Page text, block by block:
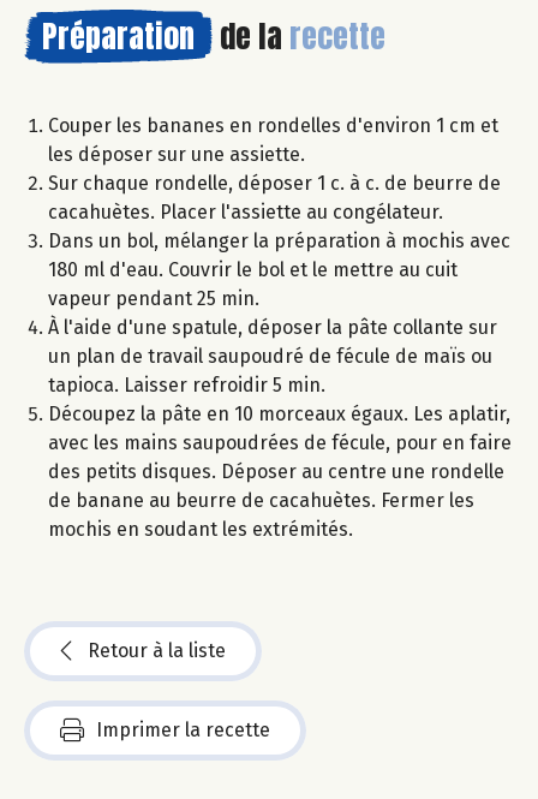
Préparation de la recette
Couper les bananes en rondelles d'environ 1 cm et
les déposer sur une assiette.
Sur chaque rondelle, déposer 1 c. à c. de beurre de
cacahuètes. Placer l'assiette au congélateur.
Dans un bol, mélanger la préparation à mochis avec
180 ml d'eau. Couvrir le bol et le mettre au cuit
vapeur pendant 25 min.
À l'aide d'une spatule, déposer la pâte collante sur
un plan de travail saupoudré de fécule de maïs ou
tapioca. Laisser refroidir 5 min.
Découpez la pâte en 10 morceaux égaux. Les aplatir,
avec les mains saupoudrées de fécule, pour en faire
des petits disques. Déposer au centre une rondelle
de banane au beurre de cacahuètes. Fermer les
mochis en soudant les extrémités.
Retour à la liste
Imprimer la recette